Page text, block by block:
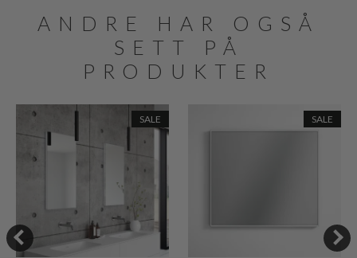
ANDRE HAR OGSÅ
SETT PÅ
PRODUKTER
SALE SALE